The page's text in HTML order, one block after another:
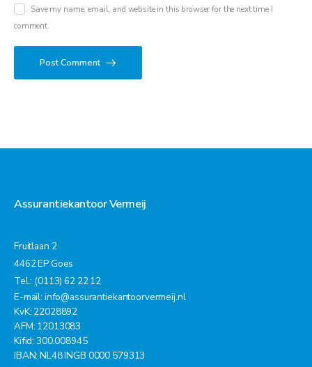
Save my name, email, and website in this browser for the next time I
comment.
Post Comment
Assurantiekantoor Vermeij
Fruitlaan 2
4462 EP Goes
Tel.: (0113) 62 22 12
E-mail: info@assurantiekantoorvermeij.nl
KvK: 22028892
AFM: 12013083
Kifid: 300.008945
IBAN: NL48 INGB 0000 579313